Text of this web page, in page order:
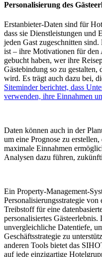
Personalisierung des
Erstanbieter-Daten sind für
dass sie Dienstleistungen und
jeden Gast zugeschnitten
ist – ihre Motivationen für
gebucht haben, wer ihre
Gästebindung so zu gestalten,
wird. Es trägt auch dazu bei,
Siteminder berichtet, dass
verwenden, ihre Einnahmen
Daten können auch in der
um eine Prognose zu
maximale Einnahmen
Analysen dazu führen,
Ein Property-Management-
Personalisierungsstrategie
Treibstoff für eine
personalisiertes Gästeerlebnis.
unvergleichliche Datentiefe,
Geschäftsstrategie zu
anderen Tools bietet das
auf jede einzigartige